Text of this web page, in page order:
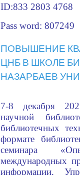
ID:833 2803 4768
Pass word: 807249
ПОВЫШЕНИЕ
ЦНБ В ШКОЛЕ
НАЗАРБАЕВ
7-8 декабря
научной
библиотечных
формате
семинара
международных
информации.